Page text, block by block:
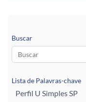
Buscar
Lista de Palavras-chave
Perfil U Simples SP